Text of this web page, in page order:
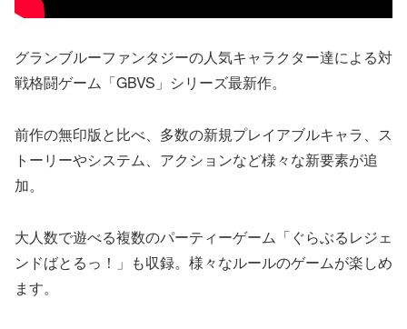
グランブルーファンタジーの人気キャラクター達による対
戦格闘ゲーム「GBVS」シリーズ最新作。
前作の無印版と比べ、多数の新規プレイアブルキャラ、ス
トーリーやシステム、アクションなど様々な新要素が追
加。
大人数で遊べる複数のパーティーゲーム「ぐらぶるレジェ
ンドばとるっ！」も収録。様々なルールのゲームが楽しめ
ます。